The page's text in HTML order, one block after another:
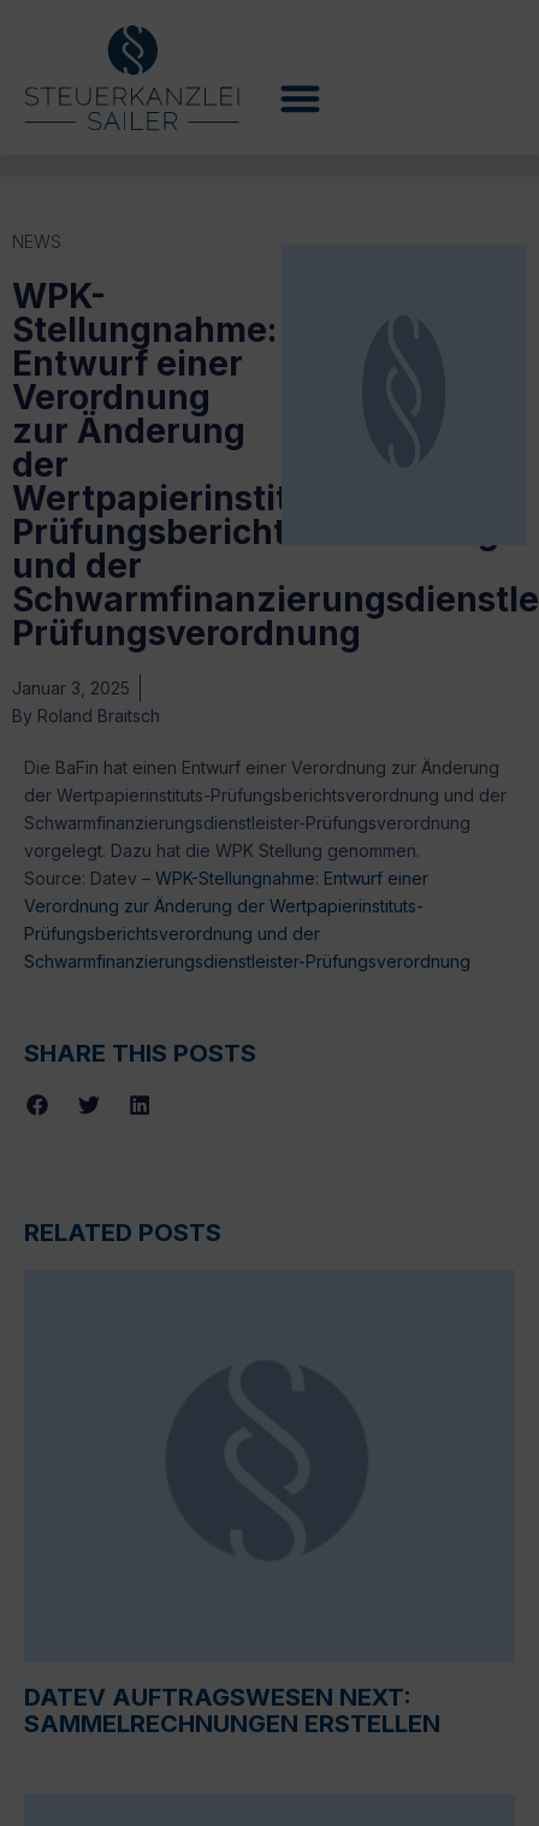
NEWS
WPK-
Stellungnahme:
Entwurf einer
Verordnung
zur Änderung
der
Wertpapierinstituts-
Prüfungsberichtsverordnung
und der
Prüfungsverordnung
Januar 3, 2025
By Roland Braitsch
Die BaFin hat einen Entwurf einer Verordnung zur Änderung
der Wertpapierinstituts-Prüfungsberichtsverordnung und der
Schwarmfinanzierungsdienstleister-Prüfungsverordnung
vorgelegt. Dazu hat die WPK Stellung genommen.
Source: Datev – WPK-Stellungnahme: Entwurf einer
Verordnung zur Änderung der Wertpapierinstituts-
Prüfungsberichtsverordnung und der
Schwarmfinanzierungsdienstleister-Prüfungsverordnung
SHARE THIS POSTS
RELATED POSTS
DATEV AUFTRAGSWESEN NEXT:
SAMMELRECHNUNGEN ERSTELLEN